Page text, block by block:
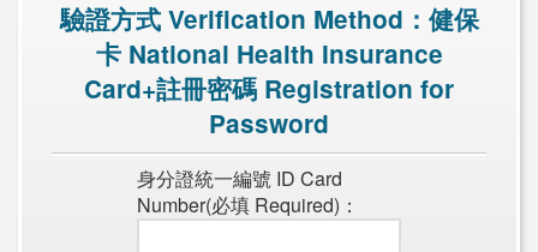
驗證方式 Verification Method：健保
卡 National Health Insurance
Card+註冊密碼 Registration for
Password
身分證統一編號 ID Card
Number(必填 Required)：